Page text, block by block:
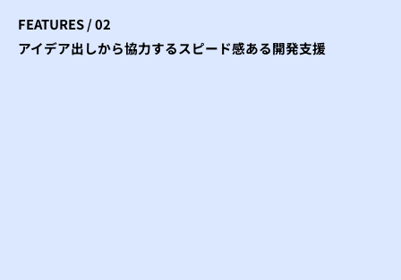
FEATURES / 02
アイデア出しから協力するスピード感ある開発支援